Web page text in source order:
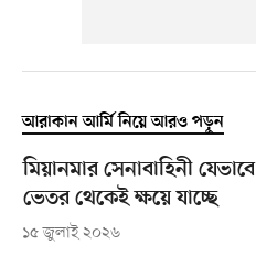
আরাকান আর্মি নিয়ে আরও পড়ুন
মিয়ানমার সেনাবাহিনী যেভাবে
ভেতর থেকেই ক্ষয়ে যাচ্ছে
১৫ জুলাই ২০২৬